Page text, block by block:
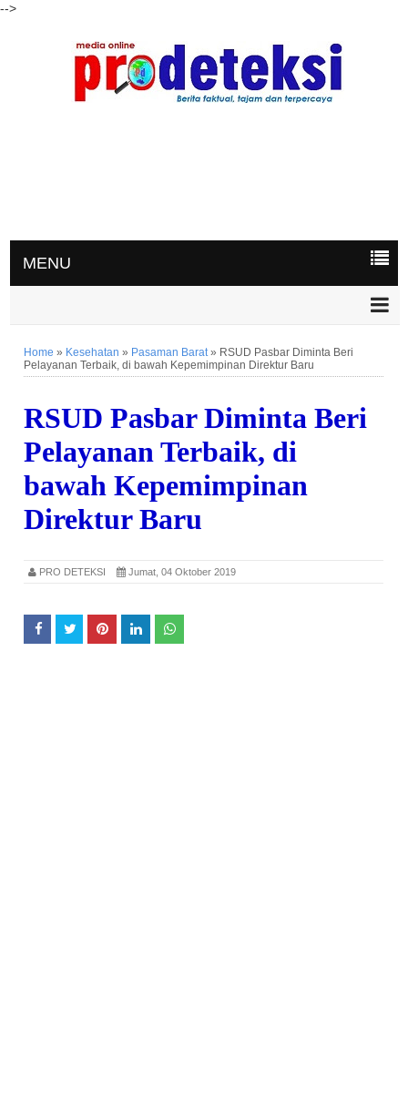
-->
MENU
Home » Kesehatan » Pasaman Barat» RSUD Pasbar Diminta Beri
Pelayanan Terbaik, di bawah Kepemimpinan Direktur Baru
RSUD Pasbar Diminta Beri
Pelayanan Terbaik, di
bawah Kepemimpinan
Direktur Baru
PRO DETEKSI Jumat, 04 Oktober 2019